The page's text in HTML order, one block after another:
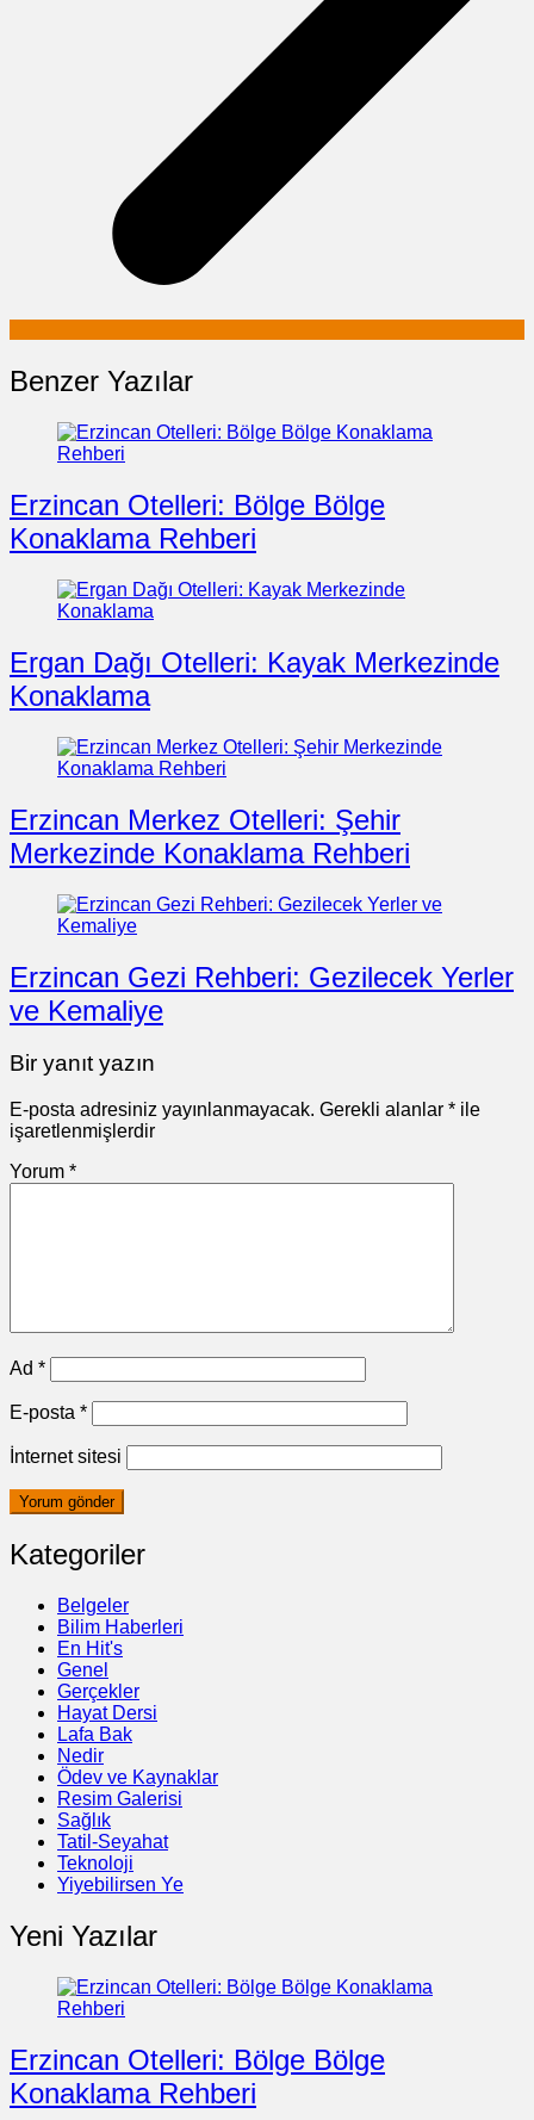
Benzer Yazılar
Erzincan Otelleri: Bölge Bölge
Konaklama Rehberi
Ergan Dağı Otelleri: Kayak Merkezinde
Konaklama
Erzincan Merkez Otelleri: Şehir
Merkezinde Konaklama Rehberi
Erzincan Gezi Rehberi: Gezilecek Yerler
ve Kemaliye
Bir yanıt yazın
E-posta adresiniz yayınlanmayacak. Gerekli alanlar * ile
işaretlenmişlerdir
Yorum *
Ad *
E-posta *
İnternet sitesi
Kategoriler
Belgeler
Bilim Haberleri
En Hit's
Genel
Gerçekler
Hayat Dersi
Lafa Bak
Nedir
Ödev ve Kaynaklar
Resim Galerisi
Sağlık
Tatil-Seyahat
Teknoloji
Yiyebilirsen Ye
Yeni Yazılar
Erzincan Otelleri: Bölge Bölge
Konaklama Rehberi